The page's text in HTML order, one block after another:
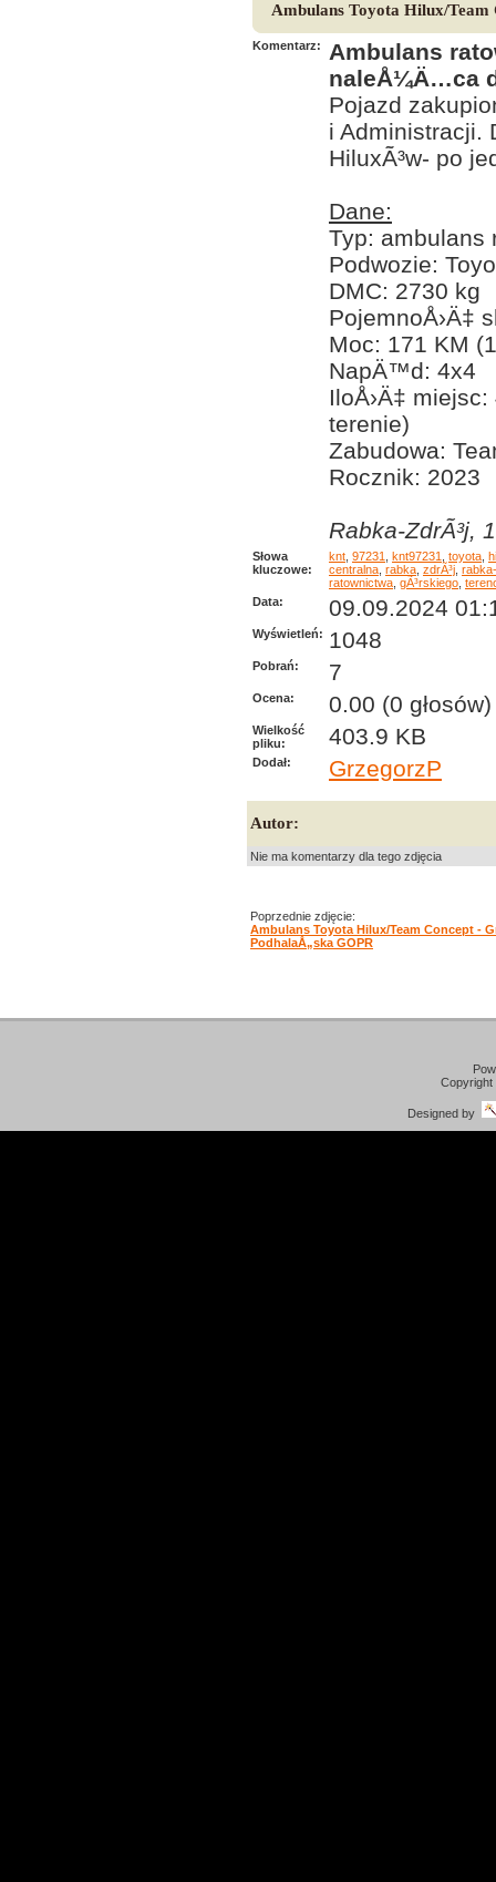
Ambulans Toyota Hilux/Team
Komentarz:
Ambulans
naleÅ¼Ä…ca
Pojazd
i Administracji.
HiluxÃ³w- po
Dane:
Typ: ambulans
Podwozie:
DMC: 2730 kg
PojemnoÅ›Ä‡
Moc: 171 KM
NapÄ™d: 4x4
IloÅ›Ä‡
terenie)
Zabudowa:
Rocznik: 2023
Rabka-ZdrÃ³j,
Słowa
kluczowe:
knt 97231 knt97231 toyota
centralna rabka zdrÃ³j
ratownictwa gÃ³rskiego
Data:
09.09.2024
Wyświetleń: 1048
Pobrań: 7
Ocena: 0.00 (0 głosów)
Wielkość
pliku:
403.9 KB
Dodał: GrzegorzP
Autor:
Nie ma komentarzy dla tego zdjęcia
Poprzednie zdjęcie:
Ambulans Toyota Hilux/Team Concept -
PodhalaÅ„ska GOPR
Designed by